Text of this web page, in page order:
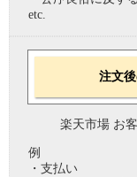
etc.
注文
楽天市場 お
例
・支払い